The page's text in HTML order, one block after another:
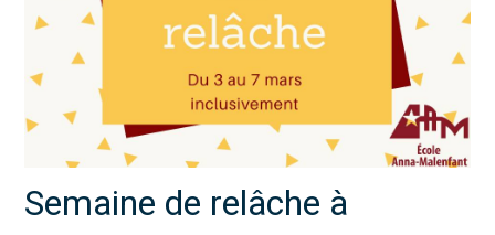
Semaine de relâche à